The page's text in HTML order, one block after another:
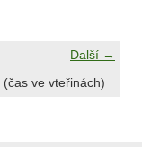
Další →
(čas ve vteřinách)